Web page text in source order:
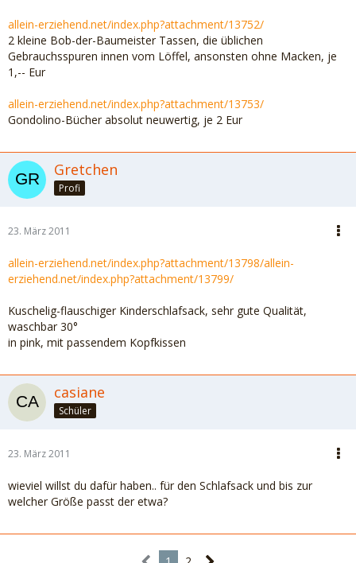
allein-erziehend.net/index.php?attachment/13752/
2 kleine Bob-der-Baumeister Tassen, die üblichen
Gebrauchsspuren innen vom Löffel, ansonsten ohne Macken, je
1,-- Eur
allein-erziehend.net/index.php?attachment/13753/
Gondolino-Bücher absolut neuwertig, je 2 Eur
Gretchen
Profi
23. März 2011
allein-erziehend.net/index.php?attachment/13798/allein-
erziehend.net/index.php?attachment/13799/
Kuschelig-flauschiger Kinderschlafsack, sehr gute Qualität,
waschbar 30°
in pink, mit passendem Kopfkissen
casiane
Schüler
23. März 2011
wieviel willst du dafür haben.. für den Schlafsack und bis zur
welcher Größe passt der etwa?